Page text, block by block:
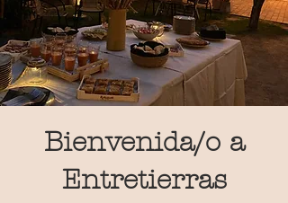
Bienvenida/o a
Entretierras